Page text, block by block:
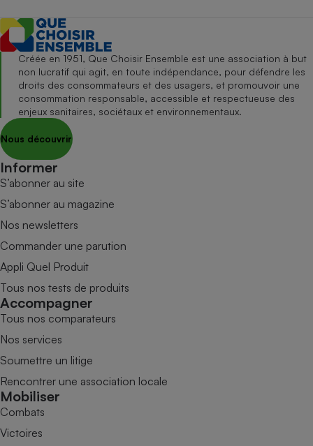
Créée en 1951, Que Choisir Ensemble est une association à but
non lucratif qui agit, en toute indépendance, pour défendre les
droits des consommateurs et des usagers, et promouvoir une
consommation responsable, accessible et respectueuse des
enjeux sanitaires, sociétaux et environnementaux.
Nous découvrir
Informer
S’abonner au site
S’abonner au magazine
Nos newsletters
Commander une parution
Appli Quel Produit
Tous nos tests de produits
Accompagner
Tous nos comparateurs
Nos services
Soumettre un litige
Rencontrer une association locale
Mobiliser
Combats
Victoires